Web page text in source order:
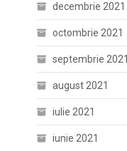
decembrie 2021
octombrie 2021
septembrie 2021
august 2021
iulie 2021
iunie 2021